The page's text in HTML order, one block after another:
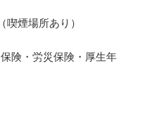
煙場所あり）
険・労災保険・厚生年